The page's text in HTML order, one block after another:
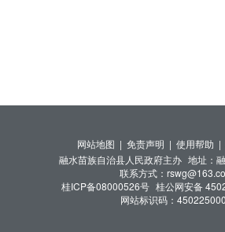
网站地图 | 免责声明 | 使用帮助 |
融水苗族自治县人民政府主办 地址：
联系方式：
桂ICP备08000526号 桂公网安备
网站标识码：